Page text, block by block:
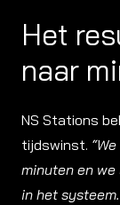
Het
naar
NS Stations
tijdswinst.
minuten en
in het